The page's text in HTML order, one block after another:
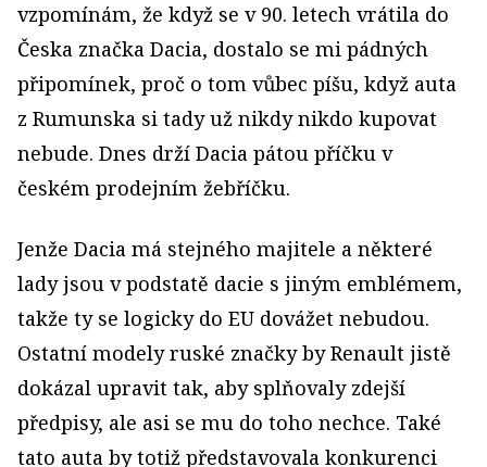
vzpomínám, že když se v 90. letech vrátila do
Česka značka Dacia, dostalo se mi pádných
připomínek, proč o tom vůbec píšu, když auta
z Rumunska si tady už nikdy nikdo kupovat
nebude. Dnes drží Dacia pátou příčku v
českém prodejním žebříčku.
Jenže Dacia má stejného majitele a některé
lady jsou v podstatě dacie s jiným emblémem,
takže ty se logicky do EU dovážet nebudou.
Ostatní modely ruské značky by Renault jistě
dokázal upravit tak, aby splňovaly zdejší
předpisy, ale asi se mu do toho nechce. Také
tato auta by totiž představovala konkurenci